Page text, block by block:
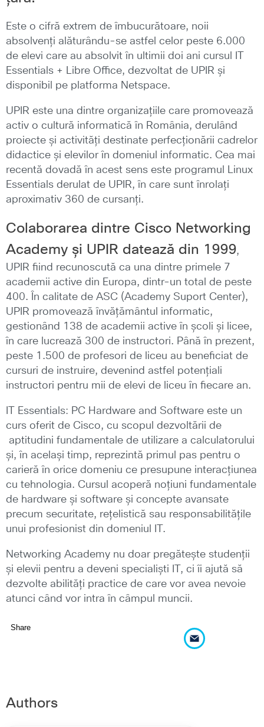
Este o cifră extrem de îmbucurătoare, noii
absolvenți alăturându-se astfel celor peste 6.000
de elevi care au absolvit în ultimii doi ani cursul IT
Essentials + Libre Office, dezvoltat de UPIR și
disponibil pe platforma Netspace.
UPIR este una dintre organizațiile care promovează
activ o cultură informatică în România, derulând
proiecte și activități destinate perfecționării cadrelor
didactice și elevilor în domeniul informatic. Cea mai
recentă dovadă în acest sens este programul Linux
Essentials derulat de UPIR, în care sunt înrolați
aproximativ 360 de cursanți.
Colaborarea dintre Cisco Networking
Academy și UPIR datează din 1999,
UPIR fiind recunoscută ca una dintre primele 7
academii active din Europa, dintr-un total de peste
400. În calitate de ASC (Academy Suport Center),
UPIR promovează învățământul informatic,
gestionând 138 de academii active în școli și licee,
în care lucrează 300 de instructori. Până în prezent,
peste 1.500 de profesori de liceu au beneficiat de
cursuri de instruire, devenind astfel potențiali
instructori pentru mii de elevi de liceu în fiecare an.
IT Essentials: PC Hardware and Software este un
curs oferit de Cisco, cu scopul dezvoltării de
aptitudini fundamentale de utilizare a calculatorului
și, în același timp, reprezintă primul pas pentru o
carieră în orice domeniu ce presupune interacțiunea
cu tehnologia. Cursul acoperă noțiuni fundamentale
de hardware și software și concepte avansate
precum securitate, rețelistică sau responsabilitățile
unui profesionist din domeniul IT.
Networking Academy nu doar pregătește studenții
și elevii pentru a deveni specialiști IT, ci îi ajută să
dezvolte abilități practice de care vor avea nevoie
atunci când vor intra în câmpul muncii.
Share
Authors